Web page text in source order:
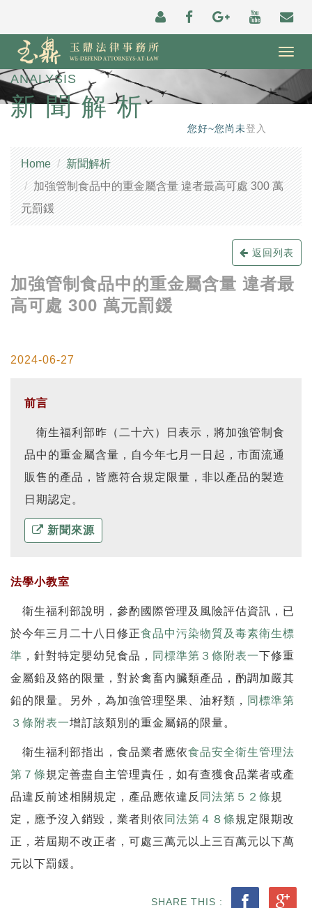
ANALYSIS
新聞解析
您好~您尚未登入
Home
新聞解析
加強管制食品中的重金屬含量 違者最高可處 300 萬
元罰鍰
返回列表
加強管制食品中的重金屬含量 違者最
高可處 300 萬元罰鍰
2024-06-27
前言
衛生福利部昨（二十六）日表示，將加強管制食
品中的重金屬含量，自今年七月一日起，市面流通
販售的產品，皆應符合規定限量，非以產品的製造
日期認定。
新聞來源
法學小教室
衛生福利部說明，參酌國際管理及風險評估資訊，已
於今年三月二十八日修正食品中污染物質及毒素衛生標
準 ，針對特定嬰幼兒食品， 同標準第３條附表一下修重
金屬鉛及鉻的限量，對於禽畜內臟類產品，酌調加嚴其
鉛的限量。另外，為加強管理堅果、油籽類， 同標準第
３條附表一增訂該類別的重金屬鎘的限量。
衛生福利部指出，食品業者應依食品安全衛生管理法
第７條規定善盡自主管理責任，如有查獲食品業者或產
品違反前述相關規定，產品應依違反 同法第５２條規
定，應予沒入銷毀，業者則依 同法第４８條規定限期改
正，若屆期不改正者，可處三萬元以上三百萬元以下萬
元以下罰鍰。
SHARE THIS :